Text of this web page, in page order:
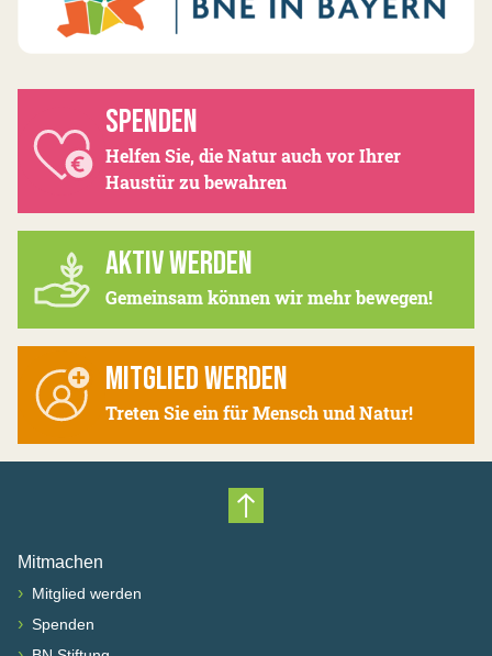
SPENDEN
Helfen Sie, die Natur auch vor Ihrer
Haustür zu bewahren
AKTIV WERDEN
Gemeinsam können wir mehr bewegen!
MITGLIED WERDEN
Treten Sie ein für Mensch und Natur!
Nach oben scrollen
Mitmachen
› Mitglied werden
› Spenden